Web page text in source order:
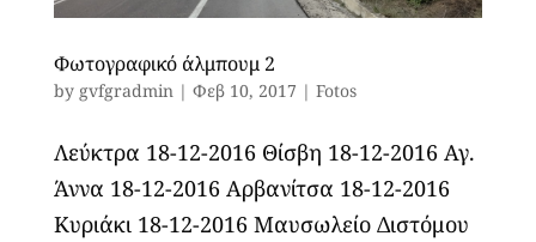
Φωτογραφικό άλμπουμ 2
by gvfgradmin| Φεβ 10, 2017 | Fotos
Λεύκτρα 18-12-2016 Θίσβη 18-12-2016 Αγ.
Άννα 18-12-2016 Αρβανίτσα 18-12-2016
Κυριάκι 18-12-2016 Μαυσωλείο Διστόμου